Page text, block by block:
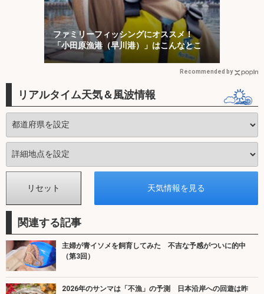
ファミリーフィッシングにオススメ！
「小田原漁港（早川港）」はこんなとこ
Recommended by
リアルタイム天気＆風波情報
関連する記事
主婦が青イソメを飼育してみた 不吉な予感がついに的中
（第3回）
2026年のサンマは「不漁」の予測 日本沿岸への回遊は昨